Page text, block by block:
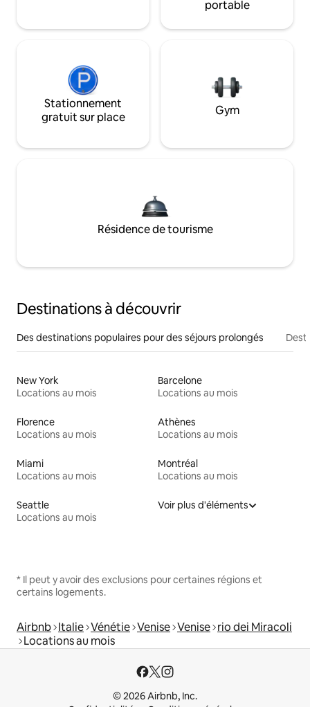
portable
Stationnement
gratuit sur place
Gym
Résidence de tourisme
Destinations à découvrir
Des destinations populaires pour des séjours prolongés
New York
Locations au mois
Barcelone
Locations au mois
Florence
Locations au mois
Athènes
Locations au mois
Miami
Locations au mois
Montréal
Locations au mois
Seattle
Locations au mois
Voir plus d'éléments
* Il peut y avoir des exclusions pour certaines régions et
certains logements.
Airbnb Italie Vénétie Venise Venise rio dei Miracoli
Locations au mois
© 2026 Airbnb, Inc.